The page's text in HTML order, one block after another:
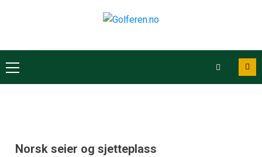
Norsk seier og sjetteplass